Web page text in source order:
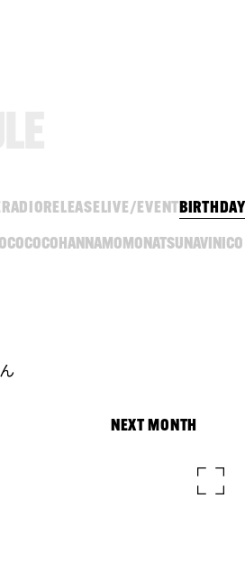
COCO HANNAMOMO NATSU NAVI NICO
RADIORELEASELIVE/EVENTBIRTHDAY
NEXT MONTH